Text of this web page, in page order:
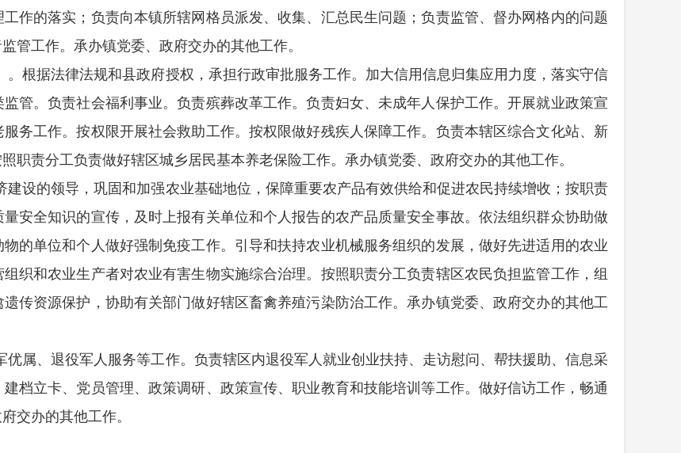
作的落实；负责向本镇所辖网格员派发、收集、汇总民生问题；负责监管、督办网格内的问题
管工作。承办镇党委、政府交办的其他工作。
。根据法律法规和县政府授权，承担行政审批服务工作。加大信用信息归集应用力度，落实守信
管。负责社会福利事业。负责殡葬改革工作。负责妇女、未成年人保护工作。开展就业政策宣
务工作。按权限开展社会救助工作。按权限做好残疾人保障工作。负责本辖区综合文化站、新
职责分工负责做好辖区城乡居民基本养老保险工作。承办镇党委、政府交办的其他工作。
建设的领导，巩固和加强农业基础地位，保障重要农产品有效供给和促进农民持续增收；按职责
安全知识的宣传，及时上报有关单位和个人报告的农产品质量安全事故。依法组织群众协助做
的单位和个人做好强制免疫工作。引导和扶持农业机械服务组织的发展，做好先进适用的农业
织和农业生产者对农业有害生物实施综合治理。按照职责分工负责辖区农民负担监管工作，组
传资源保护，协助有关部门做好辖区畜禽养殖污染防治工作。承办镇党委、政府交办的其他工
优属、退役军人服务等工作。负责辖区内退役军人就业创业扶持、走访慰问、帮扶援助、信息采
档立卡、党员管理、政策调研、政策宣传、职业教育和技能培训等工作。做好信访工作，畅通
交办的其他工作。